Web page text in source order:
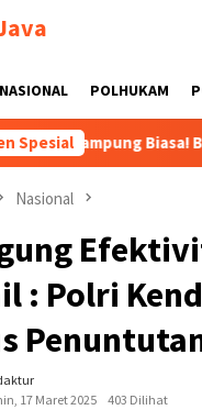
NASIONAL POLHUKAM
Spesial
Biasa! Bang Jali Bikin
Nasional
: Polri
17 Maret 2025
403 Dilihat